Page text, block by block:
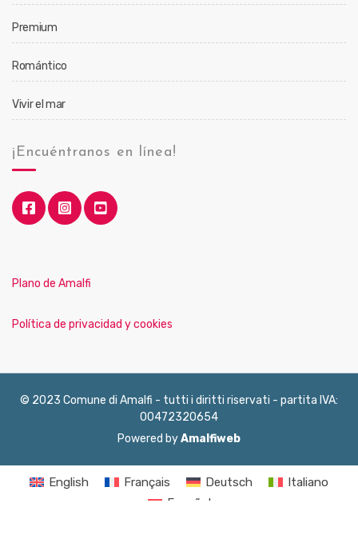
Premium
Romántico
Vivir el mar
¡Encuéntranos en línea!
Plano de Amalfi
Política de privacidad y cookies
© 2023 Comune di Amalfi - tutti i diritti riservati - partita IVA:
00472320654
Powered byAmalfiweb
English Français Deutsch
Italiano
Español